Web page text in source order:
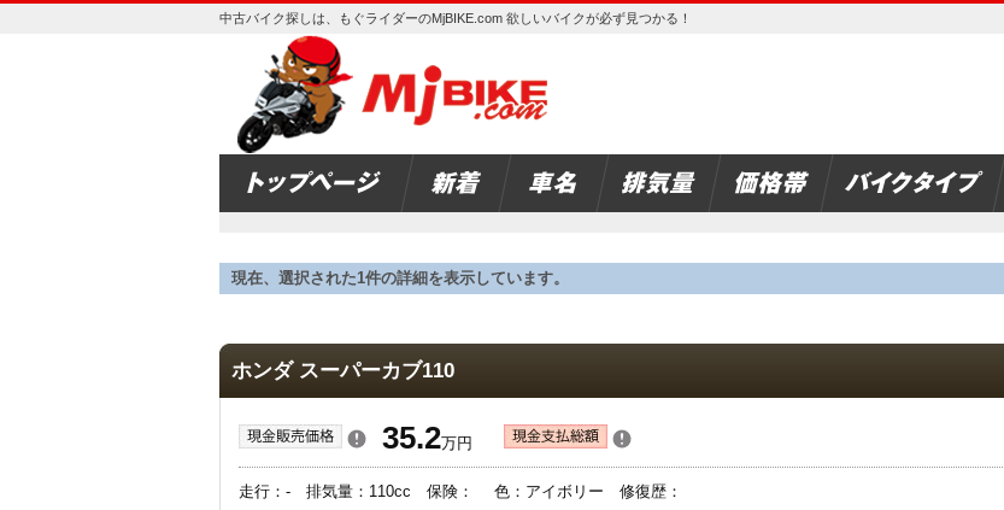
中古バイク探しは、もぐライダーのMjBIKE.com 欲しいバイクが必ず見つかる！
現在、選択された1件の詳細を表示しています。
ホンダ スーパーカブ110
35.2万円
走行：- 排気量：110cc 保険： 色：アイボリー 修復歴：